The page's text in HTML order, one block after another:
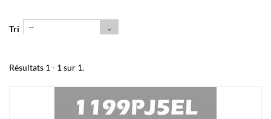
Tri --
Résultats 1 - 1 sur 1.